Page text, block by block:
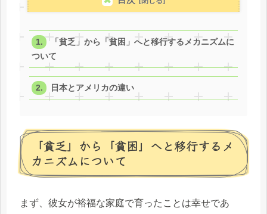
「貧乏」から「貧困」へと移行するメカニズムに
ついて
日本とアメリカの違い
「貧乏」から「貧困」へと移行するメ
カニズムについて
まず、彼女が裕福な家庭で育ったことは幸せであ